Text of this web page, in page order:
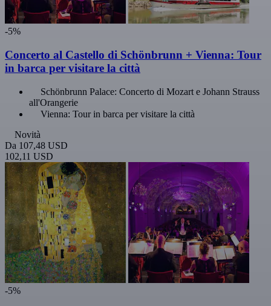
-5%
Concerto al Castello di Schönbrunn + Vienna: Tour
in barca per visitare la città
Schönbrunn Palace: Concerto di Mozart e Johann Strauss
all'Orangerie
Vienna: Tour in barca per visitare la città
Novità
Da 107,48 USD
102,11 USD
-5%